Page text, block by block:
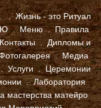
.Жизнь - это Ритуал
.Меню.Правила
Контакты .Дипломы и
.Медиа
Услуги.Церемонии
.Лаборатория
мастерства матейро